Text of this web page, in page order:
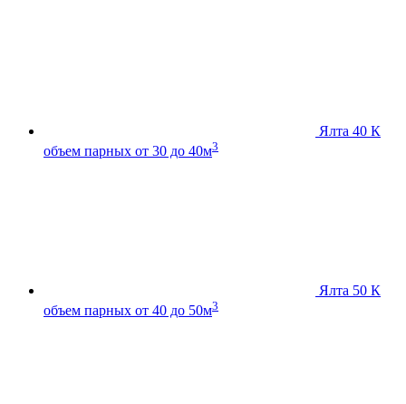
Ялта 40 К
объем парных от 30 до 40м3
Ялта 50 К
объем парных от 40 до 50м3